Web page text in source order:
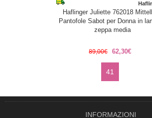
Haflinger Juliette 762018
Pantofole Sabot per Donna in
zeppa media
89,00€ 62,30€
41
INFORMAZIONI